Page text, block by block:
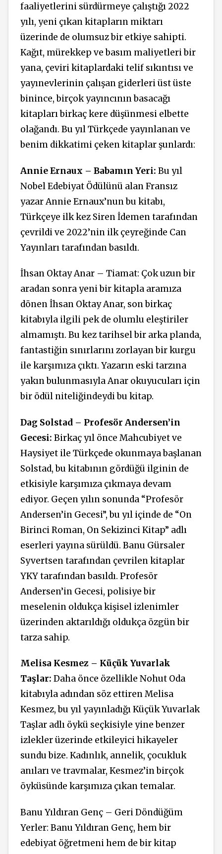
faaliyetlerini sürdürmeye çalıştığı 2022
yılı, yeni çıkan kitapların miktarı
üzerinde de olumsuz bir etkiye sahipti.
Kağıt, mürekkep ve basım maliyetleri bir
yana, çeviri kitaplardaki telif sıkıntısı ve
yayınevlerinin çalışan giderleri üst üste
binince, birçok yayıncının basacağı
kitapları birkaç kere düşünmesi elbette
olağandı. Bu yıl Türkçede yayınlanan ve
benim dikkatimi çeken kitaplar şunlardı:
Annie Ernaux – Babamın Yeri: Bu yıl
Nobel Edebiyat Ödülünü alan Fransız
yazar Annie Ernaux’nun bu kitabı,
Türkçeye ilk kez Siren İdemen tarafından
çevrildi ve 2022’nin ilk çeyreğinde Can
Yayınları tarafından basıldı.
İhsan Oktay Anar – Tiamat: Çok uzun bir
aradan sonra yeni bir kitapla aramıza
dönen İhsan Oktay Anar, son birkaç
kitabıyla ilgili pek de olumlu eleştiriler
almamıştı. Bu kez tarihsel bir arka planda,
fantastiğin sınırlarını zorlayan bir kurgu
ile karşımıza çıktı. Yazarın eski tarzına
yakın bulunmasıyla Anar okuyucuları için
bir ödül niteliğindeydi bu kitap.
Dag Solstad – Profesör Andersen’in
Gecesi: Birkaç yıl önce Mahcubiyet ve
Haysiyet ile Türkçede okunmaya başlanan
Solstad, bu kitabının gördüğü ilginin de
etkisiyle karşımıza çıkmaya devam
ediyor. Geçen yılın sonunda “Profesör
Andersen’in Gecesi”, bu yıl içinde de “On
Birinci Roman, On Sekizinci Kitap” adlı
eserleri yayına sürüldü. Banu Gürsaler
Syvertsen tarafından çevrilen kitaplar
YKY tarafından basıldı. Profesör
Andersen’in Gecesi, polisiye bir
meselenin oldukça kişisel izlenimler
üzerinden aktarıldığı oldukça özgün bir
tarza sahip.
Melisa Kesmez – Küçük Yuvarlak
Taşlar: Daha önce özellikle Nohut Oda
kitabıyla adından söz ettiren Melisa
Kesmez, bu yıl yayınladığı Küçük Yuvarlak
Taşlar adlı öykü seçkisiyle yine benzer
izlekler üzerinde etkileyici hikayeler
sundu bize. Kadınlık, annelik, çocukluk
anıları ve travmalar, Kesmez’in birçok
öyküsünde karşımıza çıkan temalar.
Banu Yıldıran Genç – Geri Döndüğüm
Yerler: Banu Yıldıran Genç, hem bir
edebiyat öğretmeni hem de bir kitap